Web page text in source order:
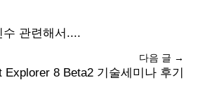
수 관련해서....
다음 글 →
Explorer 8 Beta2 기술세미나 후기